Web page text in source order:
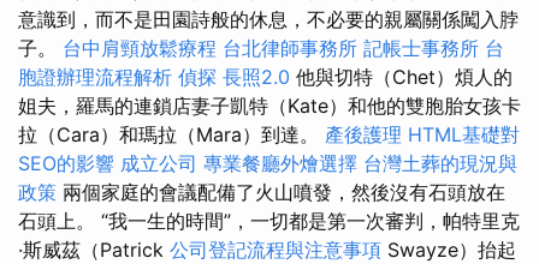
意識到，而不是田園詩般的休息，不必要的親屬關係闖入脖
子。 台中肩頸放鬆療程 台北律師事務所 記帳士事務所 台
胞證辦理流程解析 偵探 長照2.0 他與切特（Chet）煩人的
姐夫，羅馬的連鎖店妻子凱特（Kate）和他的雙胞胎女孩卡
拉（Cara）和瑪拉（Mara）到達。 產後護理 HTML基礎對
SEO的影響 成立公司 專業餐廳外燴選擇 台灣土葬的現況與
政策 兩個家庭的會議配備了火山噴發，然後沒有石頭放在
石頭上。 “我一生的時間”，一切都是第一次審判，帕特里克
·斯威茲（Patrick 公司登記流程與注意事項 Swayze）抬起